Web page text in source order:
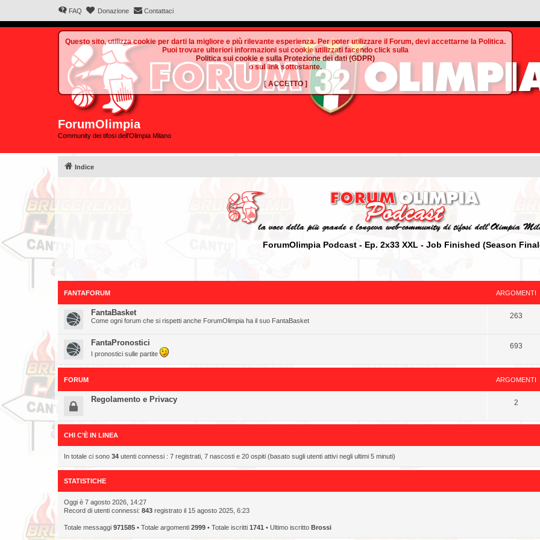
FAQ Donazione Contattaci
ForumOlimpia
Community dei tifosi dell'Olimpia Milano
Indice
ForumOlimpia Podcast - Ep. 2x33 XXL - Job Finished (Season
FANTAFORUM ARGOMENTI
FantaBasket
Come ogni forum che si rispetti anche ForumOlimpia ha il suo FantaBasket
263
FantaPronostici
I pronostici sulle partite
693
FORUM ARGOMENTI
Regolamento e Privacy 2
CHI C’È IN LINEA
In totale ci sono 34 utenti connessi : 7 registrati, 7 nascosti e 20 ospiti (basato sugli utenti attivi negli ultimi 5 minuti)
STATISTICHE
Oggi è 7 agosto 2026, 14:27
Record di utenti connessi: 843 registrato il 15 agosto 2025, 6:23
Totale messaggi 971585 • Totale argomenti 2999 • Totale iscritti 1741 • Ultimo iscritto Brossi
Questo sito, utilizza cookie per darti la migliore e più rilevante esperienza. Per poter utilizzare il Forum, devi accettarne la Politica.
Puoi trovare ulteriori informazioni sui cookie utilizzati facendo click sulla
Politica sui cookie e sulla Protezione dei dati (GDPR)
o sul link sottostante.
[ ACCETTO]